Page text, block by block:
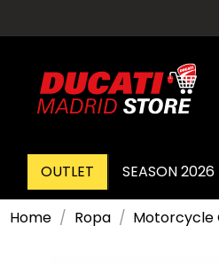
OUTLET SEASON 2026
Home
Ropa Motorcycle